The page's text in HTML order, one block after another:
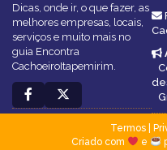
Dicas, onde ir, o que fazer, as
melhores empresas, locais,
serviços e muito mais no
guia Encontra
CachoeiroItapemirim.
Termos|
Criado com
e